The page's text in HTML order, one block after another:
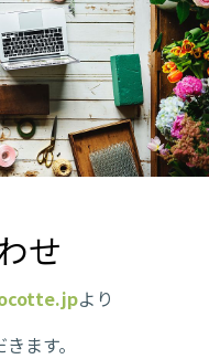
せ
より
ます。